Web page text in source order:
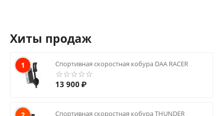
Хиты продаж
1 Спортивная скоростная кобура DAA RACER
13 900 ₽
Спортивная скоростная кобура THUNDER